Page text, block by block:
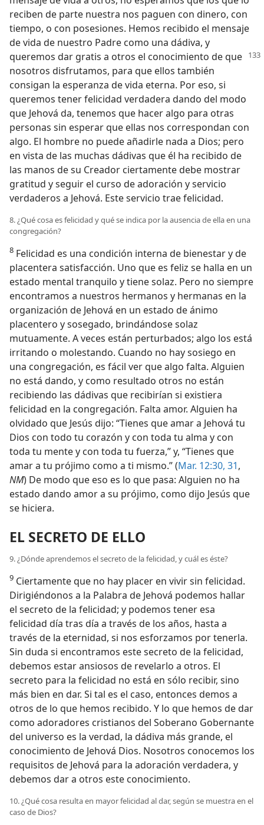
reciben de parte nuestra nos paguen con dinero, con
tiempo, o con posesiones. Hemos recibido el mensaje
de vida de nuestro Padre como una dádiva, y
queremos dar gratis a otros el conocimiento de que
nosotros disfrutamos, para que ellos también
consigan la esperanza de vida eterna. Por eso, si
queremos tener felicidad verdadera dando del modo
que Jehová da, tenemos que hacer algo para otras
personas sin esperar que ellas nos correspondan con
algo. El hombre no puede añadirle nada a Dios; pero
en vista de las muchas dádivas que él ha recibido de
las manos de su Creador ciertamente debe mostrar
gratitud y seguir el curso de adoración y servicio
verdaderos a Jehová. Este servicio trae felicidad.
8. ¿Qué cosa es felicidad y qué se indica por la ausencia de ella en una
congregación?
8 Felicidad es una condición interna de bienestar y de
placentera satisfacción. Uno que es feliz se halla en un
estado mental tranquilo y tiene solaz. Pero no siempre
encontramos a nuestros hermanos y hermanas en la
organización de Jehová en un estado de ánimo
placentero y sosegado, brindándose solaz
mutuamente. A veces están perturbados; algo los está
irritando o molestando. Cuando no hay sosiego en
una congregación, es fácil ver que algo falta. Alguien
no está dando, y como resultado otros no están
recibiendo las dádivas que recibirían si existiera
felicidad en la congregación. Falta amor. Alguien ha
olvidado que Jesús dijo: “Tienes que amar a Jehová tu
Dios con todo tu corazón y con toda tu alma y con
toda tu mente y con toda tu fuerza,” y, “Tienes que
amar a tu prójimo como a ti mismo.” (Mar. 12:30, 31,
NM) De modo que eso es lo que pasa: Alguien no ha
estado dando amor a su prójimo, como dijo Jesús que
se hiciera.
EL SECRETO DE ELLO
9. ¿Dónde aprendemos el secreto de la felicidad, y cuál es éste?
9 Ciertamente que no hay placer en vivir sin felicidad.
Dirigiéndonos a la Palabra de Jehová podemos hallar
el secreto de la felicidad; y podemos tener esa
felicidad día tras día a través de los años, hasta a
través de la eternidad, si nos esforzamos por tenerla.
Sin duda si encontramos este secreto de la felicidad,
debemos estar ansiosos de revelarlo a otros. El
secreto para la felicidad no está en sólo recibir, sino
más bien en dar. Si tal es el caso, entonces demos a
otros de lo que hemos recibido. Y lo que hemos de dar
como adoradores cristianos del Soberano Gobernante
del universo es la verdad, la dádiva más grande, el
conocimiento de Jehová Dios. Nosotros conocemos los
requisitos de Jehová para la adoración verdadera, y
debemos dar a otros este conocimiento.
10. ¿Qué cosa resulta en mayor felicidad al dar, según se muestra en el
caso de Dios?